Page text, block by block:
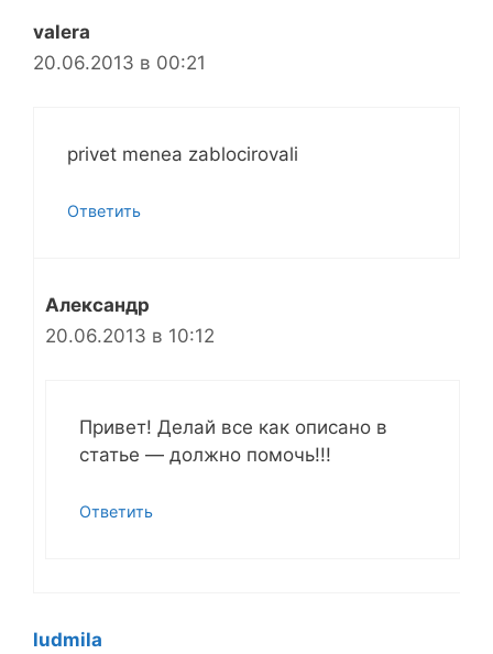
valera
20.06.2013 в 00:21
privet menea zablocirovali
Ответить
Александр
20.06.2013 в 10:12
Привет! Делай все как описано в
статье — должно помочь!!!
Ответить
ludmila